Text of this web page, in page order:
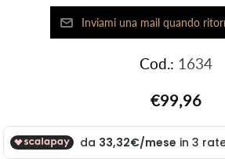
Cod.: 1634
€99,96